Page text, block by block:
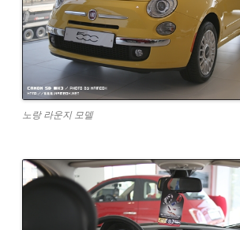
노랑 라운지 모델